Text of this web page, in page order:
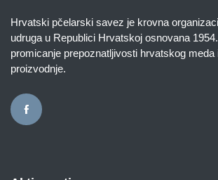
Hrvatski pčelarski savez je krovna
udruga u Republici Hrvatskoj osnovana
promicanje prepoznatljivosti hrvatskog meda
proizvodnje.